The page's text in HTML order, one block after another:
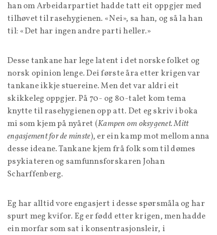
han om Arbeidarpartiet hadde tatt eit oppgjer med
tilhøvet til rasehygienen. «Nei», sa han, og så la han
til: «Det har ingen andre parti heller.»
Desse tankane har lege latent i det norske folket og
norsk opinion lenge. Dei første åra etter krigen var
tankane ikkje stuereine. Men det var aldri eit
skikkeleg oppgjer. På 70- og 80-talet kom tema
knytte til rasehygienen opp att. Det eg skriv i boka
mi som kjem på nyåret (Kampen om oksygenet. Mitt
engasjement for de minste), er ein kamp mot mellom anna
desse ideane. Tankane kjem frå folk som til dømes
psykiateren og samfunnsforskaren Johan
Scharffenberg.
Eg har alltid vore engasjert i desse spørsmåla og har
spurt meg kvifor. Eg er fødd etter krigen, men hadde
ein morfar som sat i konsentrasjonsleir, i